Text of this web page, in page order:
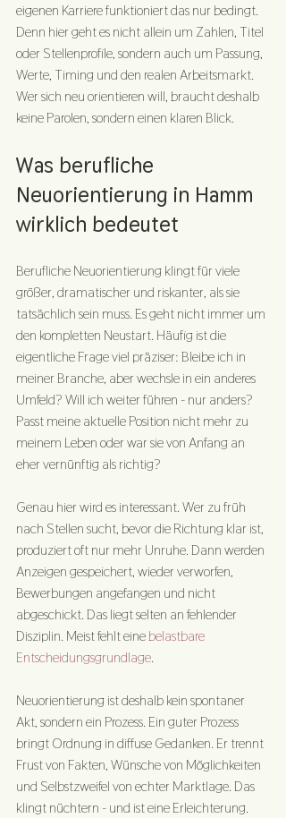
eigenen Karriere funktioniert das nur bedingt.
Denn hier geht es nicht allein um Zahlen, Titel
oder Stellenprofile, sondern auch um Passung,
Werte, Timing und den realen Arbeitsmarkt.
Wer sich neu orientieren will, braucht deshalb
keine Parolen, sondern einen klaren Blick.
Was berufliche
Neuorientierung in Hamm
wirklich bedeutet
Berufliche Neuorientierung klingt für viele
größer, dramatischer und riskanter, als sie
tatsächlich sein muss. Es geht nicht immer um
den kompletten Neustart. Häufig ist die
eigentliche Frage viel präziser: Bleibe ich in
meiner Branche, aber wechsle in ein anderes
Umfeld? Will ich weiter führen - nur anders?
Passt meine aktuelle Position nicht mehr zu
meinem Leben oder war sie von Anfang an
eher vernünftig als richtig?
Genau hier wird es interessant. Wer zu früh
nach Stellen sucht, bevor die Richtung klar ist,
produziert oft nur mehr Unruhe. Dann werden
Anzeigen gespeichert, wieder verworfen,
Bewerbungen angefangen und nicht
abgeschickt. Das liegt selten an fehlender
Disziplin. Meist fehlt eine belastbare
Entscheidungsgrundlage.
Neuorientierung ist deshalb kein spontaner
Akt, sondern ein Prozess. Ein guter Prozess
bringt Ordnung in diffuse Gedanken. Er trennt
Frust von Fakten, Wünsche von Möglichkeiten
und Selbstzweifel von echter Marktlage. Das
klingt nüchtern - und ist eine Erleichterung.